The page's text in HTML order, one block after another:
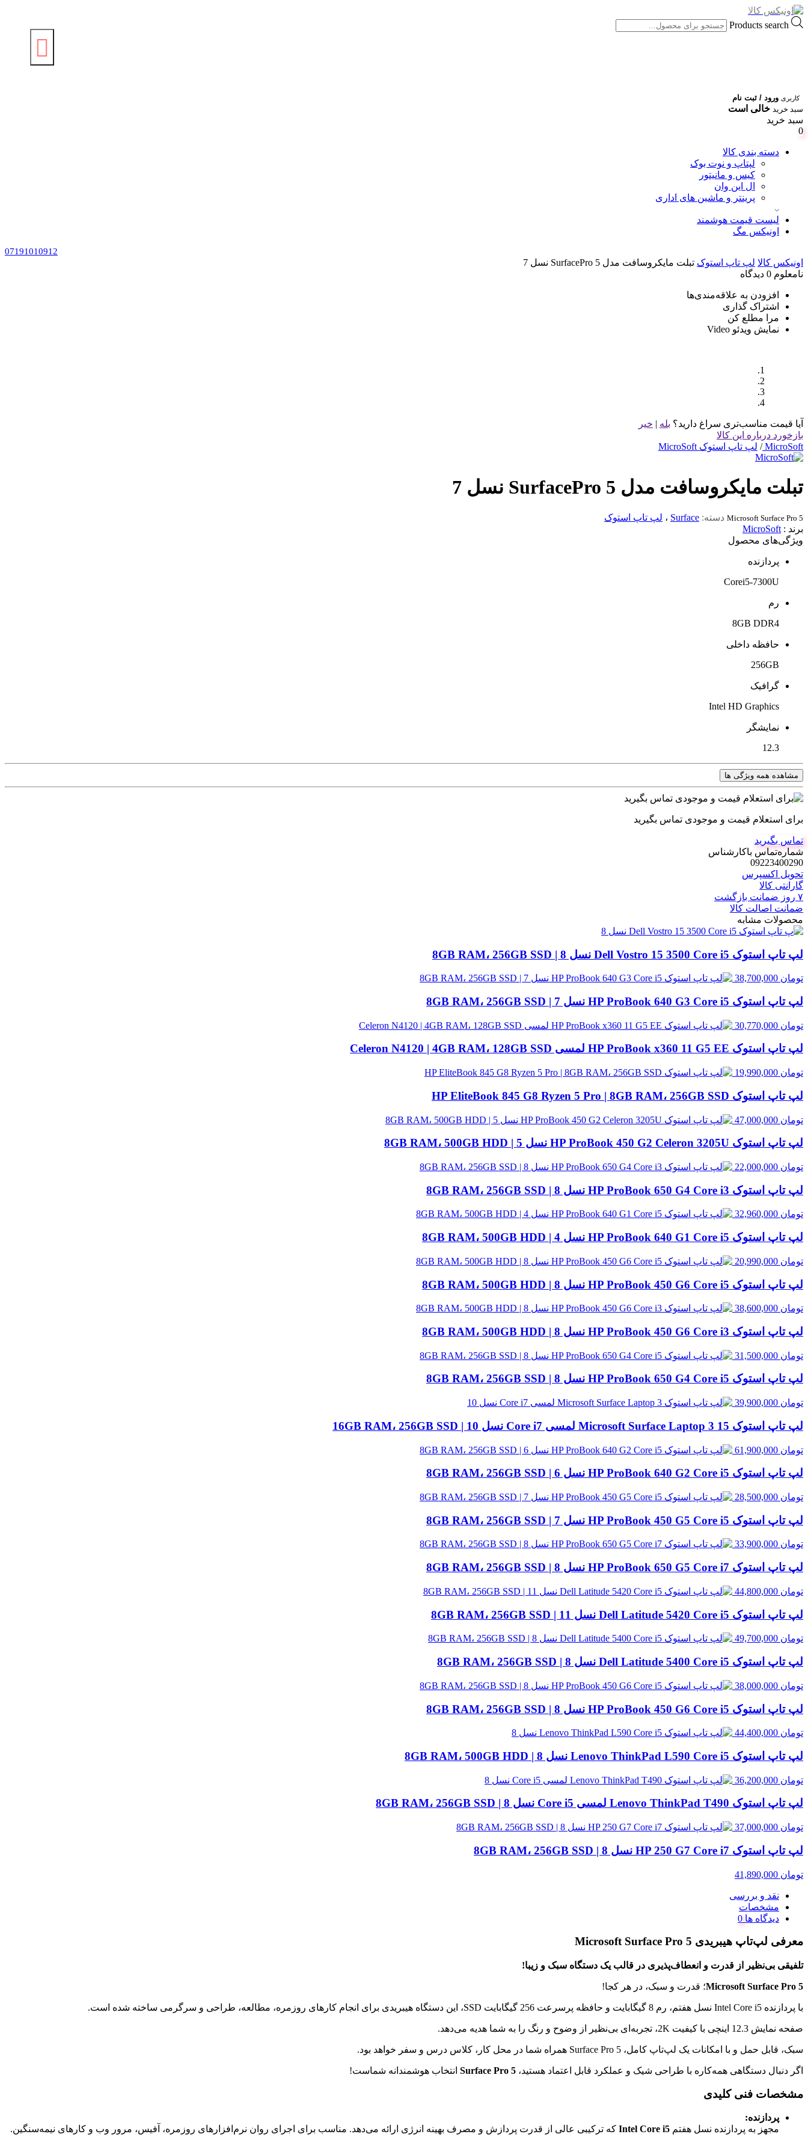
Products search
کاربری ورود / ثبت نام
سبد خرید خالی است
سبد خرید
0
دسته بندی کالا
لپتاپ و نوت بوک
کیس و مانیتور
ال این وان
پرینتر و ماشین های اداری
لیست قیمت هوشمند
اونیکس مگ
07191010912
اونیکس کالا لپ تاپ استوک تبلت مایکروسافت مدل SurfacePro 5 نسل 7
نامعلوم 0 دیدگاه
افزودن به علاقه‌مندی‌ها
اشتراک گذاری
مرا مطلع کن
نمایش ویدئو Video
آیا قیمت مناسب‌تری سراغ دارید؟ بله | خیر
بازخورد درباره این کالا
MicroSoft
/ لپ تاپ استوک MicroSoft
تبلت مایکروسافت مدل SurfacePro 5 نسل 7
Microsoft Surface Pro 5 دسته: Surface ، لپ تاپ استوک
برند : MicroSoft
ویژگی‌های محصول
پردازنده
Corei5-7300U
رم
8GB DDR4
حافظه داخلی
256GB
گرافیک
Intel HD Graphics
نمایشگر
12.3
مشاهده همه ویژگی ها
برای استعلام قیمت و موجودی تماس بگیرید
تماس بگیرید
شماره‌تماس‌ با‌کارشناس
09223400290
تحویل اکسپرس
گارانتی کالا
۷ روز ضمانت بازگشت
ضمانت اصالت کالا
محصولات مشابه
لپ تاپ استوک Dell Vostro 15 3500 Core i5 نسل 8 | 8GB RAM، 256GB SSD
تومان
لپ تاپ استوک HP ProBook 640 G3 Core i5 نسل 7 | 8GB RAM، 256GB SSD
تومان
لپ تاپ استوک HP ProBook x360 11 G5 EE لمسی Celeron N4120 | 4GB RAM، 128GB SSD
تومان
لپ تاپ استوک HP EliteBook 845 G8 Ryzen 5 Pro | 8GB RAM، 256GB SSD
تومان
لپ تاپ استوک HP ProBook 450 G2 Celeron 3205U نسل 5 | 8GB RAM، 500GB HDD
تومان
لپ تاپ استوک HP ProBook 650 G4 Core i3 نسل 8 | 8GB RAM، 256GB SSD
تومان
لپ تاپ استوک HP ProBook 640 G1 Core i5 نسل 4 | 8GB RAM، 500GB HDD
تومان
لپ تاپ استوک HP ProBook 450 G6 Core i5 نسل 8 | 8GB RAM، 500GB HDD
تومان
لپ تاپ استوک HP ProBook 450 G6 Core i3 نسل 8 | 8GB RAM، 500GB HDD
تومان
لپ تاپ استوک HP ProBook 650 G4 Core i5 نسل 8 | 8GB RAM، 256GB SSD
تومان
لپ تاپ استوک Microsoft Surface Laptop 3 15 لمسی Core i7 نسل 10 | 16GB RAM، 256GB SSD
تومان
لپ تاپ استوک HP ProBook 640 G2 Core i5 نسل 6 | 8GB RAM، 256GB SSD
تومان
لپ تاپ استوک HP ProBook 450 G5 Core i5 نسل 7 | 8GB RAM، 256GB SSD
تومان
لپ تاپ استوک HP ProBook 650 G5 Core i7 نسل 8 | 8GB RAM، 256GB SSD
تومان
لپ تاپ استوک Dell Latitude 5420 Core i5 نسل 11 | 8GB RAM، 256GB SSD
تومان
لپ تاپ استوک Dell Latitude 5400 Core i5 نسل 8 | 8GB RAM، 256GB SSD
تومان
لپ تاپ استوک HP ProBook 450 G6 Core i5 نسل 8 | 8GB RAM، 256GB SSD
تومان
لپ تاپ استوک Lenovo ThinkPad L590 Core i5 نسل 8 | 8GB RAM، 500GB HDD
تومان
لپ تاپ استوک Lenovo ThinkPad T490 لمسی Core i5 نسل 8 | 8GB RAM، 256GB SSD
تومان
لپ تاپ استوک HP 250 G7 Core i7 نسل 8 | 8GB RAM، 256GB SSD
تومان
نقد و بررسی
مشخصات
دیدگاه ها
معرفی لپ‌تاپ هیبریدی Microsoft Surface Pro 5
تلفیقی بی‌نظیر از قدرت و انعطاف‌پذیری در قالب یک دستگاه سبک و زیبا!
Microsoft Surface Pro 5؛ قدرت و سبک، در هر کجا!
با پردازنده Intel Core i5 نسل هفتم، رم 8 گیگابایت و حافظه پرسرعت 256 گیگابایت SSD، این دستگاه هیبریدی برای انجام کارهای روزمره، مطالعه، طراحی و سرگرمی ساخته شده است.
صفحه نمایش 12.3 اینچی با کیفیت 2K، تجربه‌ای بی‌نظیر از وضوح و رنگ را به شما هدیه می‌دهد.
سبک، قابل حمل و با امکانات یک لپ‌تاپ کامل، Surface Pro 5 همراه شما در محل کار، کلاس درس و سفر خواهد بود.
اگر دنبال دستگاهی همه‌کاره با طراحی شیک و عملکرد قابل اعتماد هستید، Surface Pro 5 انتخاب هوشمندانه شماست!
مشخصات فنی کلیدی
پردازنده:
مجهز به پردازنده نسل هفتم Intel Core i5 که ترکیبی عالی از قدرت پردازش و مصرف بهینه انرژی ارائه می‌دهد. مناسب برای اجرای روان نرم‌افزارهای روزمره، آفیس، مرور وب و کارهای نیمه‌سنگین.